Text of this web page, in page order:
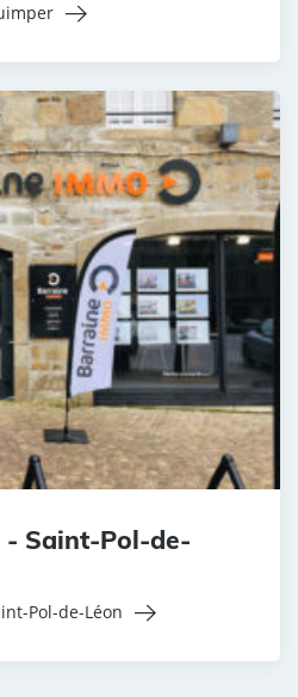
- Saint-Pol-de-
Pol-de-Léon